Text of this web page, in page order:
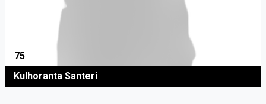
75
Kulhoranta Santeri